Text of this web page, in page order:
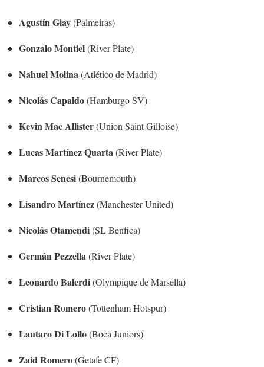
Agustín Giay(Palmeiras)
Gonzalo Montiel(River Plate)
Nahuel Molina(Atlético de Madrid)
Nicolás Capaldo(Hamburgo SV)
Kevin Mac Allister(Union Saint Gilloise)
Lucas Martínez Quarta(River Plate)
Marcos Senesi(Bournemouth)
Lisandro Martínez(Manchester United)
Nicolás Otamendi(SL Benfica)
Germán Pezzella(River Plate)
Leonardo Balerdi(Olympique de Marsella)
Cristian Romero(Tottenham Hotspur)
Lautaro Di Lollo(Boca Juniors)
Zaid Romero(Getafe CF)